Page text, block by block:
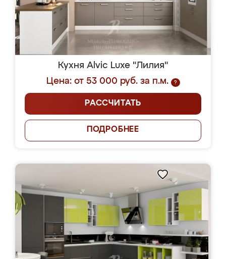
Кухня Alvic Luxe "Лилия"
Цена: от 53 000 руб. за п.м.
?
РАССЧИТАТЬ
ПОДРОБНЕЕ